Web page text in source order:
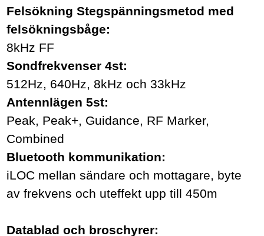
Felsökning Stegspänningsmetod med
felsökningsbåge:
8kHz FF
Sondfrekvenser 4st:
512Hz, 640Hz, 8kHz och 33kHz
Antennlägen 5st:
Peak, Peak+, Guidance, RF Marker,
Combined
Bluetooth kommunikation:
iLOC mellan sändare och mottagare, byte
av frekvens och uteffekt upp till 450m
Datablad och broschyrer: